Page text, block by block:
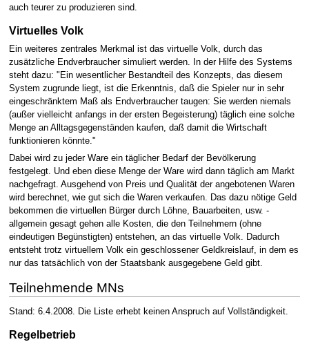
auch teurer zu produzieren sind.
Virtuelles Volk
Ein weiteres zentrales Merkmal ist das virtuelle Volk, durch das
zusätzliche Endverbraucher simuliert werden. In der Hilfe des Systems
steht dazu: "Ein wesentlicher Bestandteil des Konzepts, das diesem
System zugrunde liegt, ist die Erkenntnis, daß die Spieler nur in sehr
eingeschränktem Maß als Endverbraucher taugen: Sie werden niemals
(außer vielleicht anfangs in der ersten Begeisterung) täglich eine solche
Menge an Alltagsgegenständen kaufen, daß damit die Wirtschaft
funktionieren könnte."
Dabei wird zu jeder Ware ein täglicher Bedarf der Bevölkerung
festgelegt. Und eben diese Menge der Ware wird dann täglich am Markt
nachgefragt. Ausgehend von Preis und Qualität der angebotenen Waren
wird berechnet, wie gut sich die Waren verkaufen. Das dazu nötige Geld
bekommen die virtuellen Bürger durch Löhne, Bauarbeiten, usw. -
allgemein gesagt gehen alle Kosten, die den Teilnehmern (ohne
eindeutigen Begünstigten) entstehen, an das virtuelle Volk. Dadurch
entsteht trotz virtuellem Volk ein geschlossener Geldkreislauf, in dem es
nur das tatsächlich von der Staatsbank ausgegebene Geld gibt.
Teilnehmende MNs
Stand: 6.4.2008. Die Liste erhebt keinen Anspruch auf Vollständigkeit.
Regelbetrieb